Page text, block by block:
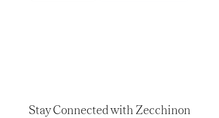
Stay Connected with Zecchinon